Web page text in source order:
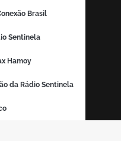
Brasil
Sentinela
Hamoy
da Rádio Sentinela